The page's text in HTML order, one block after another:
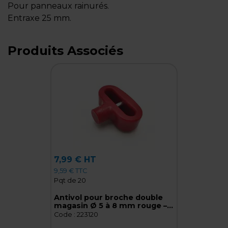
Pour panneaux rainurés.
Entraxe 25 mm.
Produits Associés
7,99 € HT
9,59 € TTC
Pqt de 20
Antivol pour broche double
magasin Ø 5 à 8 mm rouge –
Stop broche – Paquet de 20
Code : 223120